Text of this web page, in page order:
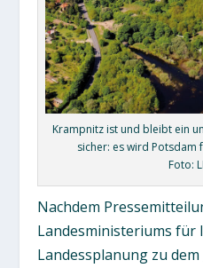
Krampnitz ist und bleibt ein
sicher: es wird Potsdam
Foto:
Nachdem
Landesministeriums
Landessplanung zu